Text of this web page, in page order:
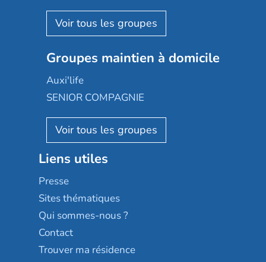
Aquarelia
Nexity edenea
Les jardins d'Arcadie
Reseda
Stella management
Les villages d'or
Sérénys
Résidences services Villa Médicis
Korian
Emera
Groupe SOS
Le Noble Âge
Almage
Résidalya
Groupe aplus
Groupes maintien à domicile
Auxi'life
SENIOR COMPAGNIE
AGE D'OR Services
Liens utiles
Presse
Sites thématiques
Qui sommes-nous ?
Contact
Trouver ma résidence